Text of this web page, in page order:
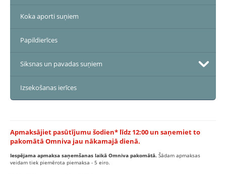
Koka aporti suņiem
Papildierīces
Siksnas un pavadas suņiem
Izsekošanas ierīces
Apmaksājiet pasūtījumu šodien* līdz 12:00 un saņemiet to
pakomātā Omniva jau nākamajā dienā.
Iespējama apmaksa saņemšanas laikā Omniva pakomātā. Šādam apmaksas
veidam tiek piemērota piemaksa - 5 eiro.